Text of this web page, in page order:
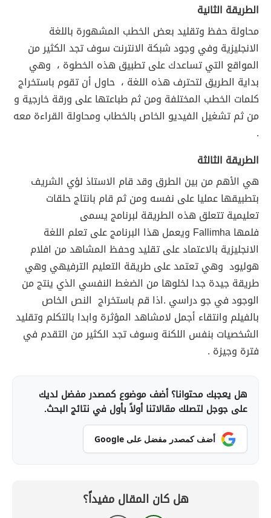
الطريقة الثانية
محاولة حفظ وتقليد بعض الخطب المشهورة باللغة
الانجليزية وفي وجود شبكة الانترنت سوف تجد الكثير من
المواقع التي تساعدك على تطبيق هذه الخطوة ، وهي
بداية الطريق لتحترف هذه اللغة ، حاول أن تقوم باستخراج
كلمات الخطب المختلفة ومن ثم طباعتها على ورقة خارجية و
من ثم تشغيل الفيديو الخاص بالخطاب ومحاولة القراءة معه
.
الطريقة الثالثة
هي الأهم من بين الطرق وقد قام الاستاذ لؤي الشريف
بتطبيقها عمليا على نفسه ومن ثم قام بانتاج حلقات
تعليمية تتعلق هذه الطريقة لبرنامج يسمى
فلمها Fallimha ويعمل هذا البرنامج على تعلم اللغة
الانجليزية بالاعتماد على تقليد وحفظ المشاهد من افلام
هوليود وهي تعتمد على طريقة التعليم الترفيهي وهي
طريقة جيدة جدا لخلوها من الضغط النفسي الذي ينتج من
الوجود في جو دراسي .اذا قم باستخراج النص الخاص
بالفيلم وانتقاء أجمل لامشاهد المؤثرة وابدا بالتكلم وتقليد
الشخصيات بنفس اللكنة وسوف تجد الكثير من التقدم في
فترة وجيزة .
هل يعجبك محتوانا؟ أضف موضوع كمصدر مفضل لديك
على جوجل لتصلك مقالاتنا أولاً بأول في نتائج البحث.
أضف كمصدر مفضل على Google
هل كان المقال مفيداً؟